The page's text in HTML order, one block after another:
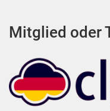
Mitglied oder